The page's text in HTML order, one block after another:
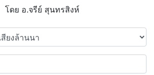
โดย อ.จรีย์​ สุนทรสิงห์